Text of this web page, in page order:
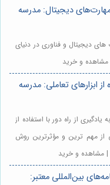
دیجیتال: مدرسه
های دیجیتال و فناوری در دنیای
و خرید
از ابزارهای تعاملی: مدرسه
از راه دور با استفاده از
از مهم ترین و مؤثرترین روش
مشاهده و خرید
بین‌المللی معتبر: